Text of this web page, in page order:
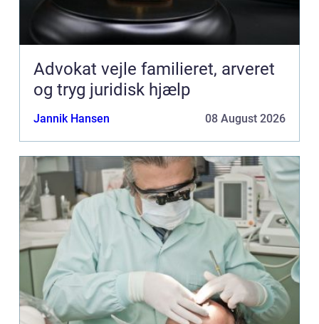
Advokat vejle familieret, arveret
og tryg juridisk hjælp
Jannik Hansen 08 August 2026